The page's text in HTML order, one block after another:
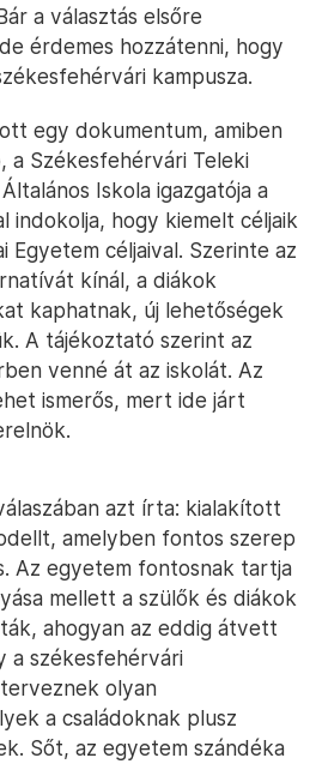
a választás elsőre
érdemes hozzátenni, hogy
kampusza.
egy dokumentum, amiben
a Székesfehérvári Teleki
Iskola igazgatója a
indokolja, hogy kiemelt céljaik
Egyetem céljaival. Szerinte az
kínál, a diákok
kaphatnak, új lehetőségek
A tájékoztató szerint az
venné át az iskolát. Az
ismerős, mert ide járt
azt írta: kialakított
amelyben fontos szerep
Az egyetem fontosnak tartja
mellett a szülők és diákok
ahogyan az eddig átvett
a székesfehérvári
olyan
a családoknak plusz
Sőt, az egyetem szándéka